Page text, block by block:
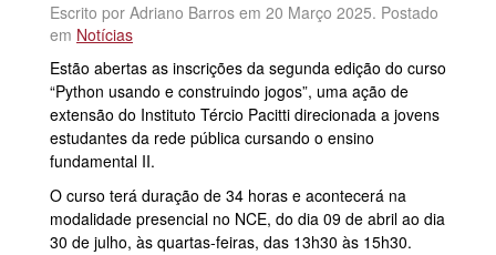
Escrito por Adriano Barros em 20 Março 2025. Postado
em Notícias
Estão abertas as inscrições da segunda edição do curso
“Python usando e construindo jogos”, uma ação de
extensão do Instituto Tércio Pacitti direcionada a jovens
estudantes da rede pública cursando o ensino
fundamental II.
O curso terá duração de 34 horas e acontecerá na
modalidade presencial no NCE, do dia 09 de abril ao dia
30 de julho, às quartas-feiras, das 13h30 às 15h30.